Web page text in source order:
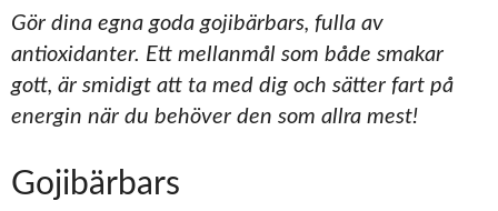
Gör dina egna goda gojibärbars, fulla av
antioxidanter. Ett mellanmål som både smakar
gott, är smidigt att ta med dig och sätter fart på
energin när du behöver den som allra mest!
Gojibärbars